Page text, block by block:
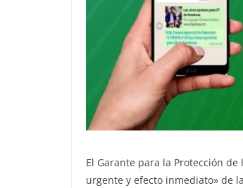
El Garante para la Protección
urgente y efecto inmediato» de